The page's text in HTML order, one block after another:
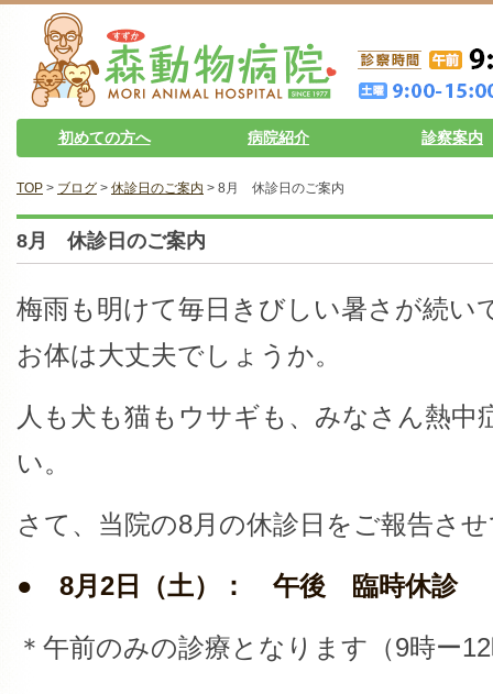
初めての方へ 病院紹介 診察案内
TOP > ブログ > 休診日のご案内 > 8月 休診日のご案内
8月 休診日のご案内
梅雨も明けて毎日きびしい暑さが続い
お体は大丈夫でしょうか。
人も犬も猫もウサギも、みなさん熱中
い。
さて、当院の8月の休診日をご報告さ
● 8月2日（土）： 午後 臨時休診
＊午前のみの診療となります（9時ー